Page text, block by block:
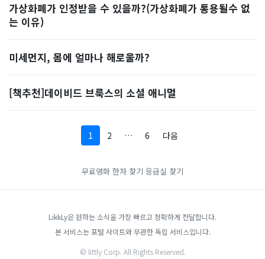
가상화폐가 인정받을 수 있을까?(가상화폐가 통용될수 없
는 이유)
미세먼지, 몸에 얼마나 해로울까?
[책추천]데이비드 브룩스의 소셜 애니멀
1 2 … 6 다음
무료영화 한자 찾기 응급실 찾기
LikkLy은 원하는 소식을 가장 빠르고 정확하게 전달합니다.
본 서비스는 포털 사이트와 무관한 독립 서비스입니다.
© littly Corp. All Rights Reserved.